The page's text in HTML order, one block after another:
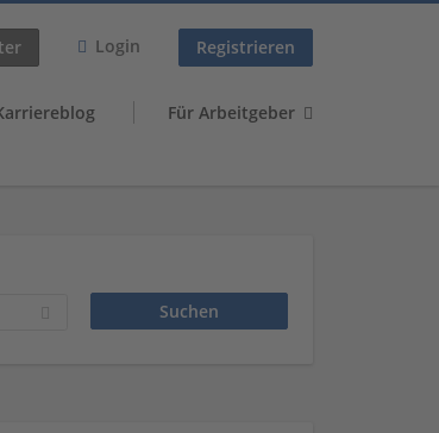
Login Registrieren
Für Arbeitgeber